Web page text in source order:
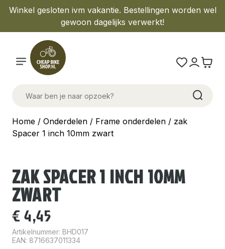
Winkel gesloten ivm vakantie. Bestellingen worden wel
gewoon dagelijks verwerkt!
Home / Onderdelen / Frame onderdelen / zak
Spacer 1 inch 10mm zwart
ZAK SPACER 1 INCH 10MM
ZWART
€ 4,45
Artikelnummer: BHD017
EAN: 8716637011334